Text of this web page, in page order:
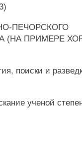
ПЕЧОРСКОГО
(НА ПРИМЕРЕ
поиски и
ученой